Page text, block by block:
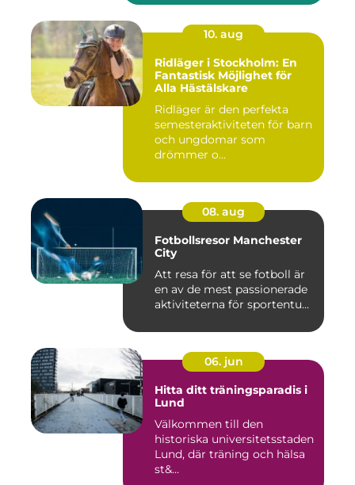
10. aug
Ridläger i Stockholm: En
Fantastisk Möjlighet för
Alla Hästälskare
Ridläger är den perfekta
semesteraktiviteten för barn
och ungdomar som
drömmer o...
08. aug
Fotbollsresor Manchester
City
Att resa för att se fotboll är
en av de mest passionerade
aktiviteterna för sportentu...
06. jun
Hitta ditt träningsparadis i
Lund
Välkommen till den
historiska universitetsstaden
Lund, där träning och hälsa
st&...